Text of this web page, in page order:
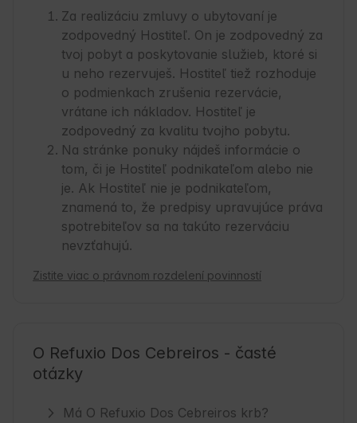
Za realizáciu zmluvy o ubytovaní je
zodpovedný Hostiteľ. On je zodpovedný za
tvoj pobyt a poskytovanie služieb, ktoré si
u neho rezervuješ. Hostiteľ tiež rozhoduje
o podmienkach zrušenia rezervácie,
vrátane ich nákladov. Hostiteľ je
zodpovedný za kvalitu tvojho pobytu.
Na stránke ponuky nájdeš informácie o
tom, či je Hostiteľ podnikateľom alebo nie
je. Ak Hostiteľ nie je podnikateľom,
znamená to, že predpisy upravujúce práva
spotrebiteľov sa na takúto rezerváciu
nevzťahujú.
Zistite viac o právnom rozdelení povinností
O Refuxio Dos Cebreiros - časté
otázky
Má O Refuxio Dos Cebreiros krb?